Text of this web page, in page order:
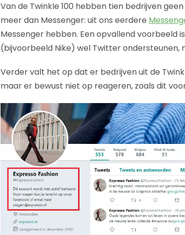
Van de Twinkle 100 hebben tien bedrijven
meer dan Messenger: uit ons eerdere
Messenger hebben. Een opvallend voorbeeld
(bijvoorbeeld Nike) wel Twitter ondersteunen,
Verder valt het op dat er bedrijven uit de
maar er bewust niet op reageren, zoals dit